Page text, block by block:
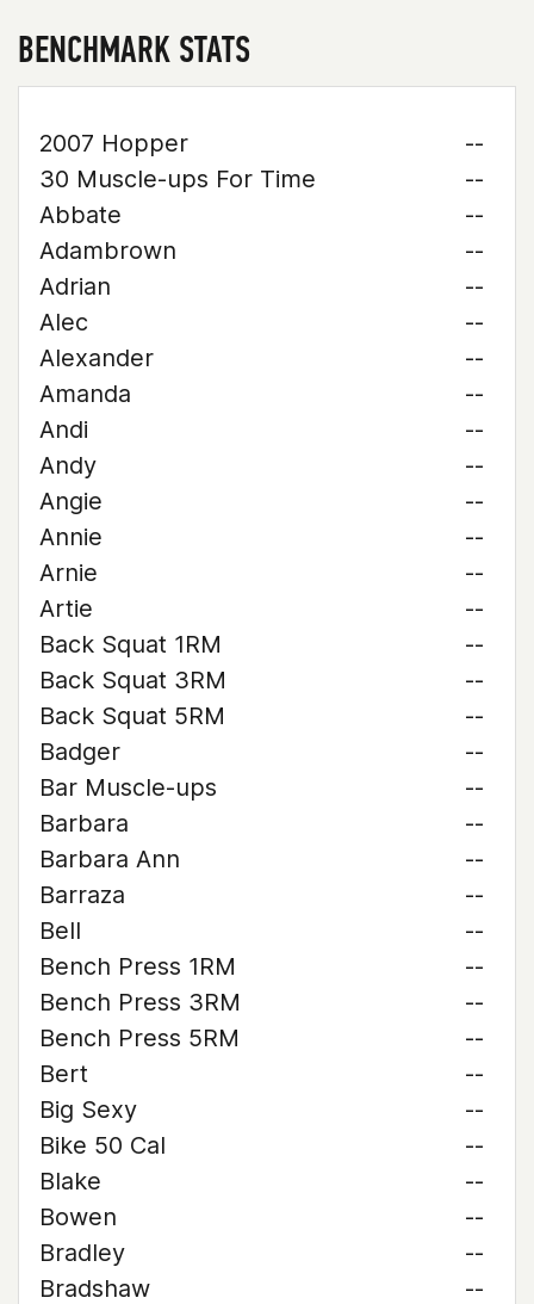
BENCHMARK STATS
2007 Hopper
--
30 Muscle-ups For Time
--
Abbate
--
Adambrown
--
Adrian
--
Alec
--
Alexander
--
Amanda
--
Andi
--
Andy
--
Angie
--
Annie
--
Arnie
--
Artie
--
Back Squat 1RM
--
Back Squat 3RM
--
Back Squat 5RM
--
Badger
--
Bar Muscle-ups
--
Barbara
--
Barbara Ann
--
Barraza
--
Bell
--
Bench Press 1RM
--
Bench Press 3RM
--
Bench Press 5RM
--
Bert
--
Big Sexy
--
Bike 50 Cal
--
Blake
--
Bowen
--
Bradley
--
Bradshaw
--